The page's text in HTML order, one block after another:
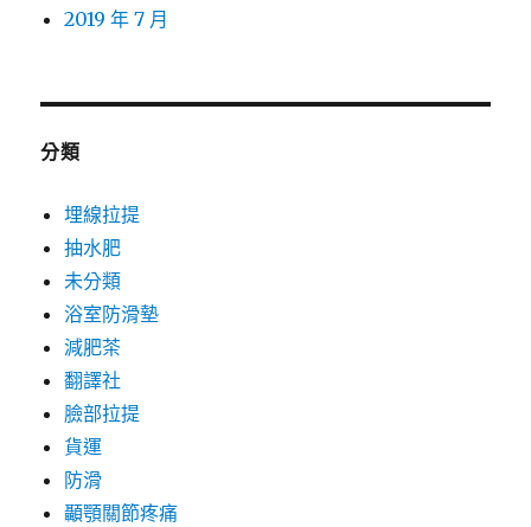
2019 年 7 月
分類
埋線拉提
抽水肥
未分類
浴室防滑墊
減肥茶
翻譯社
臉部拉提
貨運
防滑
顳顎關節疼痛